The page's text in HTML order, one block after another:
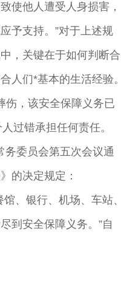
使他人遭受人身损害，
予支持。”对于上述规
，关键在于如何判断合
人们*基本的生活经验。
伤，该安全保障义务已
过错承担任何责任。
务委员会第五次会议通
的决定规定：
、银行、机场、车站、
到安全保障义务。”自